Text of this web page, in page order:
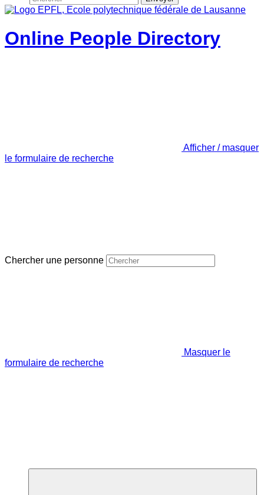
Online People Directory
Afficher / masquer
le formulaire de recherche
Chercher une personne
Masquer le
formulaire de recherche